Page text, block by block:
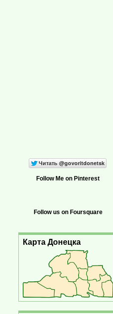
Follow Me on Pinterest
Follow us on Foursquare
Карта Донецка